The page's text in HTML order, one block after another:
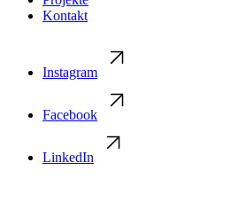
Kontakt
Instagram
Facebook
LinkedIn